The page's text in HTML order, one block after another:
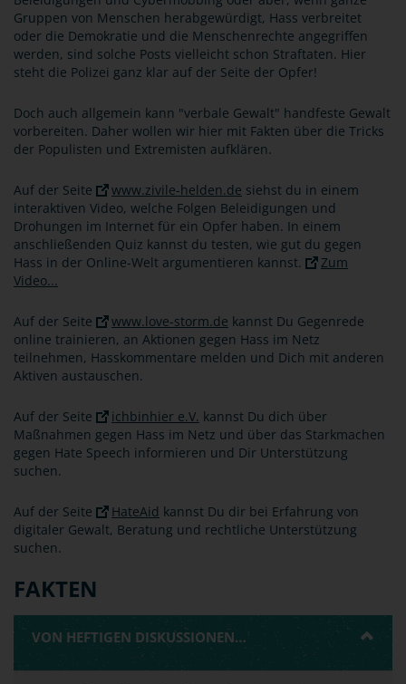
Gruppen von Menschen herabgewürdigt, Hass verbreitet
oder die Demokratie und die Menschenrechte angegriffen
werden, sind solche Posts vielleicht schon Straftaten. Hier
steht die Polizei ganz klar auf der Seite der Opfer!
Doch auch allgemein kann "verbale Gewalt" handfeste Gewalt
vorbereiten. Daher wollen wir hier mit Fakten über die Tricks
der Populisten und Extremisten aufklären.
Auf der Seite www.zivile-helden.de siehst du in einem
interaktiven Video, welche Folgen Beleidigungen und
Drohungen im Internet für ein Opfer haben. In einem
anschließenden Quiz kannst du testen, wie gut du gegen
Hass in der Online-Welt argumentieren kannst.
Zum
Video...
Auf der Seite www.love-storm.de kannst Du Gegenrede
online trainieren, an Aktionen gegen Hass im Netz
teilnehmen, Hasskommentare melden und Dich mit anderen
Aktiven austauschen.
Auf der Seite ichbinhier e.V. kannst Du dich über
Maßnahmen gegen Hass im Netz und über das Starkmachen
gegen Hate Speech informieren und Dir Unterstützung
suchen.
Auf der Seite HateAid kannst Du dir bei Erfahrung von
digitaler Gewalt, Beratung und rechtliche Unterstützung
suchen.
FAKTEN
VON HEFTIGEN DISKUSSIONEN…